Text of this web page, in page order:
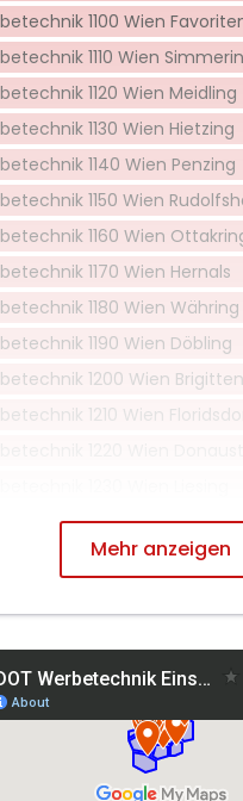
1100 Wien
1110 Wien
1120 Wien Meidling
1130 Wien Hietzing
1140 Wien Penzing
1150 Wien
1160 Wien
1170 Wien Hernals
1180 Wien Währing
1190 Wien Döbling
1200 Wien
1210 Wien
Mehr anzeigen